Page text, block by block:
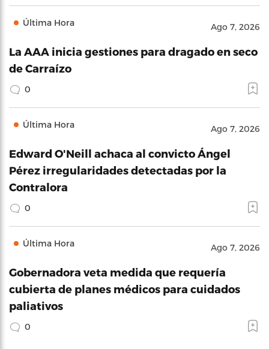
Última Hora Ago 7, 2026
La AAA inicia gestiones para dragado en seco
de Carraízo
0
Última Hora Ago 7, 2026
Edward O'Neill achaca al convicto Ángel
Pérez irregularidades detectadas por la
Contralora
0
Última Hora Ago 7, 2026
Gobernadora veta medida que requería
cubierta de planes médicos para cuidados
paliativos
0